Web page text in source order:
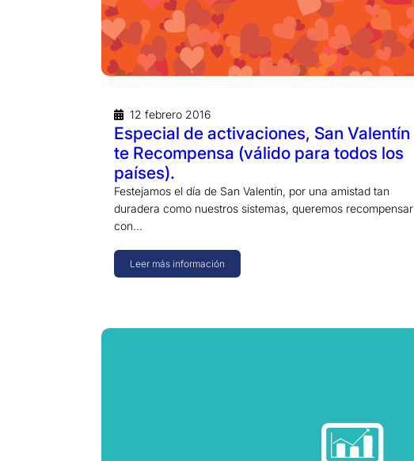
12 febrero 2016
Especial de activaciones, San Valentín
te Recompensa (válido para todos los
países).
Festejamos el día de San Valentín, por una amistad tan
duradera como nuestros sistemas, queremos recompensar
con…
Leer más información